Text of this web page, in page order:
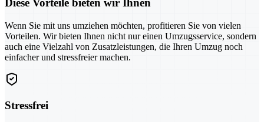
Diese Vorteile bieten wir Ihnen
Wenn Sie mit uns umziehen möchten, profitieren Sie von vielen
Vorteilen. Wir bieten Ihnen nicht nur einen Umzugsservice, sondern
auch eine Vielzahl von Zusatzleistungen, die Ihren Umzug noch
einfacher und stressfreier machen.
Stressfrei